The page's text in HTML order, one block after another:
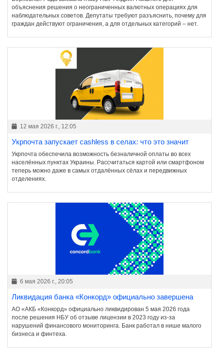
объяснения решения о неограниченных валютных операциях для
наблюдательных советов. Депутаты требуют разъяснить, почему для
граждан действуют ограничения, а для отдельных категорий – нет.
12 мая 2026 г., 12:05
Укрпочта запускает cashless в селах: что это значит
Укрпочта обеспечила возможность безналичной оплаты во всех
населённых пунктах Украины. Рассчитаться картой или смартфоном
теперь можно даже в самых отдалённых сёлах и передвижных
отделениях.
6 мая 2026 г., 20:05
Ликвидация банка «Конкорд» официально завершена
АО «АКБ «Конкорд» официально ликвидирован 5 мая 2026 года
после решения НБУ об отзыве лицензии в 2023 году из-за
нарушений финансового мониторинга. Банк работал в нише малого
бизнеса и финтеха.